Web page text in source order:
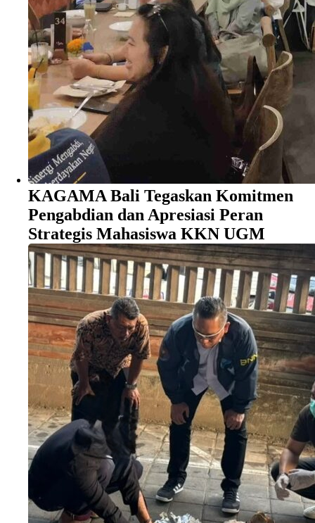
KAGAMA Bali Tegaskan Komitmen
Pengabdian dan Apresiasi Peran
Strategis Mahasiswa KKN UGM